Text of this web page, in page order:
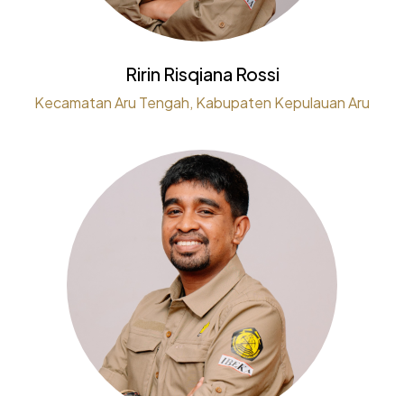
Ririn Risqiana Rossi
Kecamatan Aru Tengah, Kabupaten Kepulauan Aru